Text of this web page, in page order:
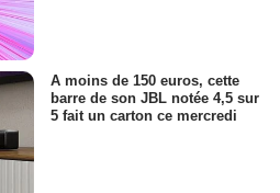
A moins de 150 euros, cette
barre de son JBL notée 4,5 sur
5 fait un carton ce mercredi